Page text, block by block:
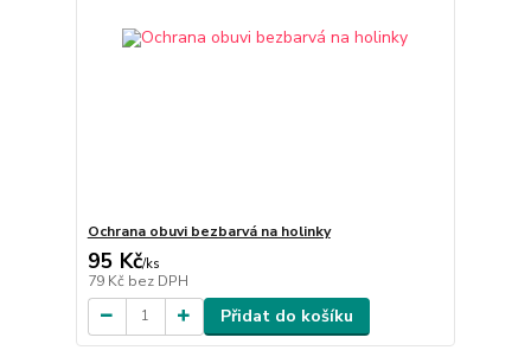
Ochrana obuvi bezbarvá na holinky
95 Kč/ks
79 Kč bez DPH
Přidat do košíku